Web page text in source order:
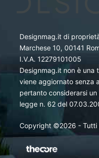
Designmag.it di
Marchese 10, 00141
I.V.A. 12279101005
Designmag.it non è una
viene aggiornato senza
pertanto considerarsi
legge n. 62 del
Copyright ©2026 - Tutti